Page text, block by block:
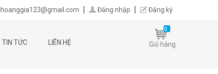
Đăng nhập Đăng ký
TIN TỨC LIÊN HỆ
0
Giỏ hàng